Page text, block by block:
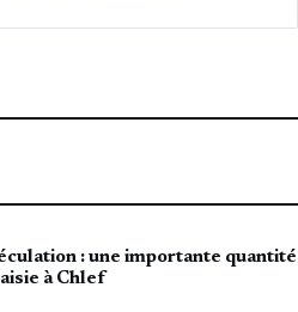
: une importante quantité
à Chlef